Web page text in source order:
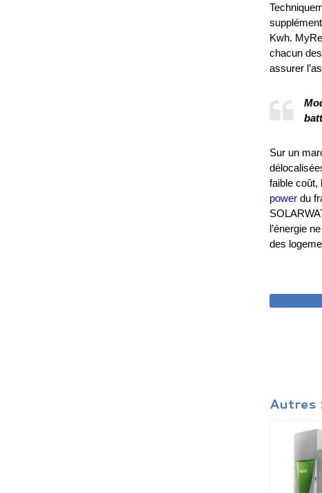
Kwh.
chacun
assurer
Sur un
faible coût,
powerdu
l’énergie
des
Autres